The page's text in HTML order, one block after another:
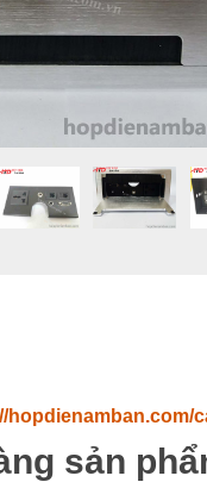
hopdienamban.com/
sản